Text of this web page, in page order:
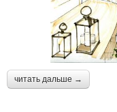
читать дальше →